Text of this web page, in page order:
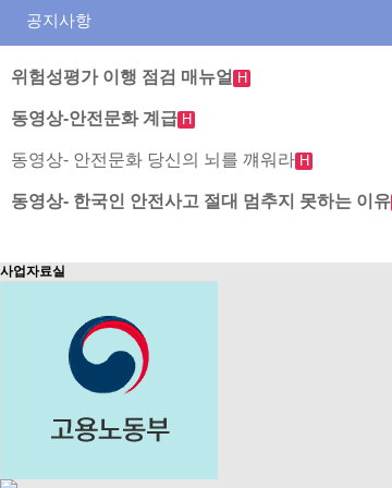
공지사항
위험성평가 이행 점검 매뉴얼 H
동영상-안전문화 계급 H
동영상- 안전문화 당신의 뇌를 꺠워라 H
동영상- 한국인 안전사고 절대 멈추지 못하는 이유
사업자료실